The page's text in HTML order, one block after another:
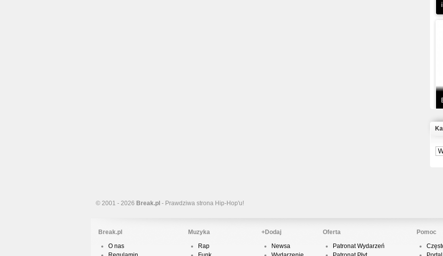
© 2001 - 2026 Break.pl - Prawdziwa strona Hip-Hop'u!
Break.pl
O nas
Muzyka
Rap
+Dodaj
Newsa
Oferta
Patronat Wydarzeń
Pomoc